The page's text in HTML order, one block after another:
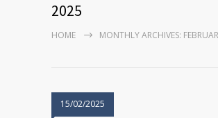
2025
HOME MONTHLY ARCHIVES:
15/02/2025